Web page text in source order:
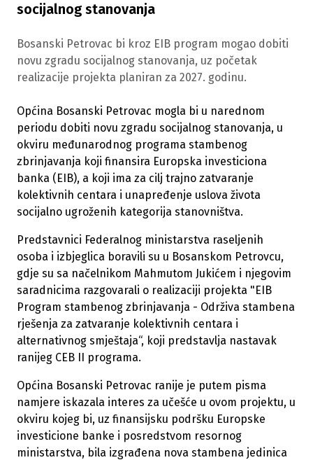
socijalnog stanovanja
Bosanski Petrovac bi kroz EIB program mogao dobiti
novu zgradu socijalnog stanovanja, uz početak
realizacije projekta planiran za 2027. godinu.
Općina Bosanski Petrovac mogla bi u narednom
periodu dobiti novu zgradu socijalnog stanovanja, u
okviru međunarodnog programa stambenog
zbrinjavanja koji finansira Europska investiciona
banka (EIB), a koji ima za cilj trajno zatvaranje
kolektivnih centara i unapređenje uslova života
socijalno ugroženih kategorija stanovništva.
Predstavnici Federalnog ministarstva raseljenih
osoba i izbjeglica boravili su u Bosanskom Petrovcu,
gdje su sa načelnikom Mahmutom Jukićem i njegovim
saradnicima razgovarali o realizaciji projekta "EIB
Program stambenog zbrinjavanja - Održiva stambena
rješenja za zatvaranje kolektivnih centara i
alternativnog smještaja“, koji predstavlja nastavak
ranijeg CEB II programa.
Općina Bosanski Petrovac ranije je putem pisma
namjere iskazala interes za učešće u ovom projektu, u
okviru kojeg bi, uz finansijsku podršku Europske
investicione banke i posredstvom resornog
ministarstva, bila izgrađena nova stambena jedinica